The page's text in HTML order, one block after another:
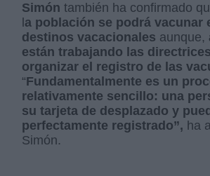
Simón también ha confirmado
a población se podrá vacunar
destinos vacacionales aunque,
están trabajando las
organizar el registro de las
“Fundamentalmente es un
relativamente sencillo: una
su tarjeta de desplazado y
perfectamente registrado”, ha
Simón.